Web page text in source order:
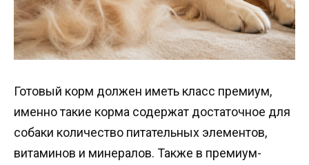
Готовый корм должен иметь класс премиум,
именно такие корма содержат достаточное для
собаки количество питательных элементов,
витаминов и минералов. Также в премиум-